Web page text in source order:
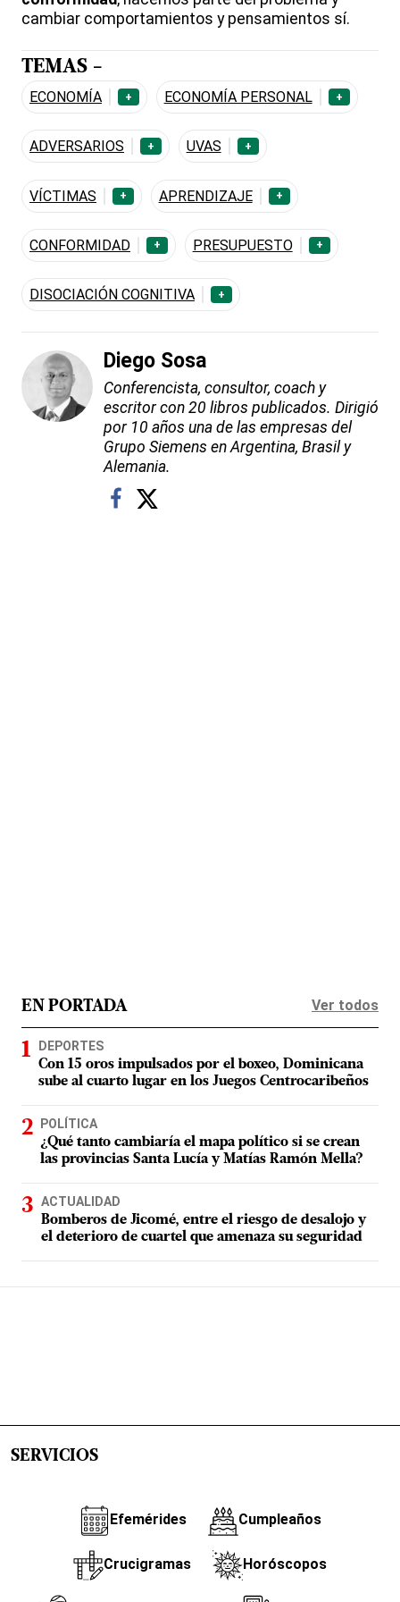
cambiar comportamientos y pensamientos sí.
TEMAS -
ECONOMÍA + ECONOMÍA PERSONAL +
ADVERSARIOS + UVAS +
VÍCTIMAS + APRENDIZAJE +
CONFORMIDAD + PRESUPUESTO +
DISOCIACIÓN COGNITIVA +
Diego Sosa
Conferencista, consultor, coach y
escritor con 20 libros publicados. Dirigió
por 10 años una de las empresas del
Grupo Siemens en Argentina, Brasil y
Alemania.
EN PORTADA Ver todos
DEPORTES
Con 15 oros impulsados por el boxeo, Dominicana
sube al cuarto lugar en los Juegos Centrocaribeños
POLÍTICA
¿Qué tanto cambiaría el mapa político si se crean
las provincias Santa Lucía y Matías Ramón Mella?
ACTUALIDAD
Bomberos de Jicomé, entre el riesgo de desalojo y
el deterioro de cuartel que amenaza su seguridad
SERVICIOS
Efemérides Cumpleaños
Crucigramas Horóscopos